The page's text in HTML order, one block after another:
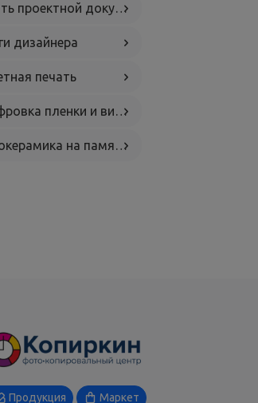
проектной документации
дизайнера
печать
пленки и видеокассет
на памятник
Продукция Маркет